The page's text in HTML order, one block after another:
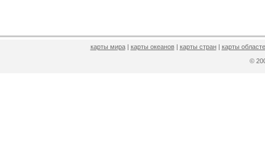
карты мира| карты океанов| карты стран| карты
©